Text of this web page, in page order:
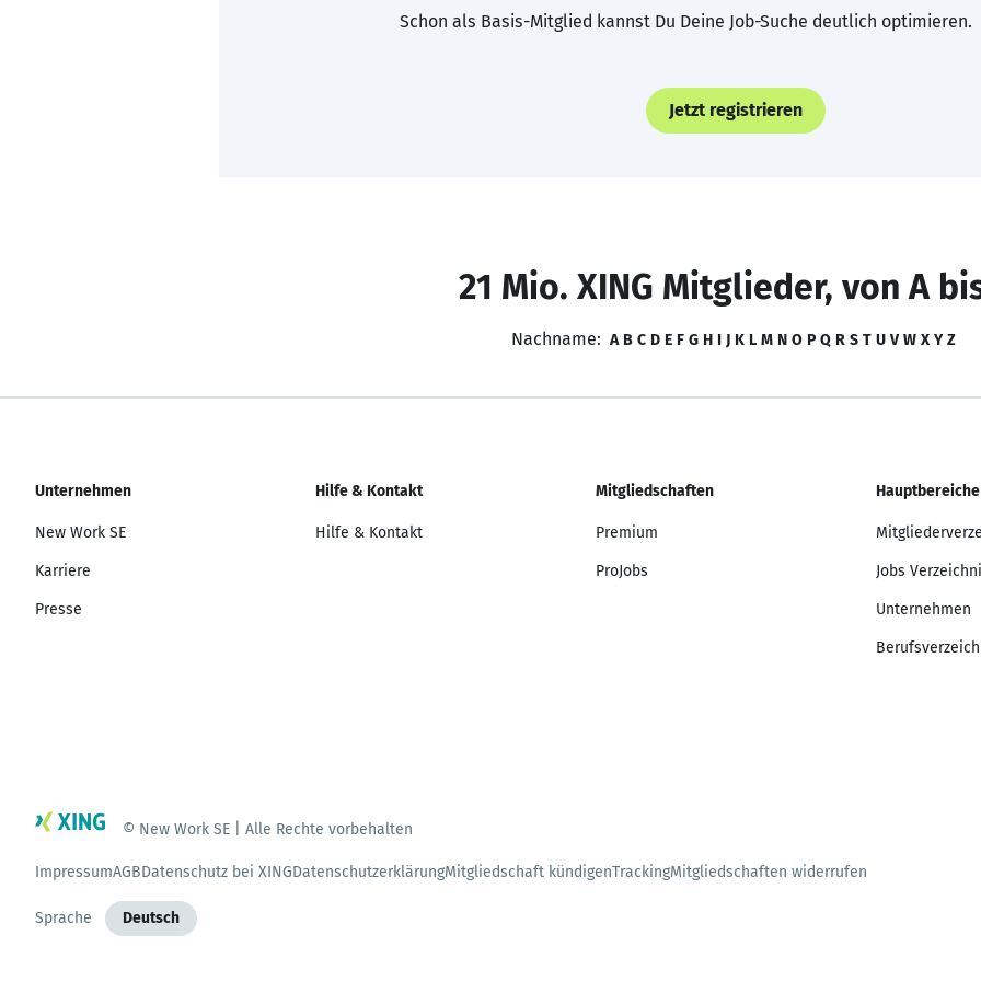
Schon als Basis-Mitglied kannst Du Deine Job-Suche deutlich optimieren.
Jetzt registrieren
21 Mio. XING Mitglieder, von A
Nachname: A B C D E F G H I J K L M N O P Q R S T U V W X Y Z
Unternehmen
New Work SE
Karriere
Presse
Hilfe & Kontakt
Hilfe & Kontakt
Mitgliedschaften
Premium
ProJobs
Hauptbereiche
Jobs
Unternehmen
© New Work SE | Alle Rechte vorbehalten
ImpressumAGBDatenschutz bei XINGDatenschutzerklärungMitgliedschaft kündigenTrackingMitgliedschaften widerrufen
Sprache Deutsch